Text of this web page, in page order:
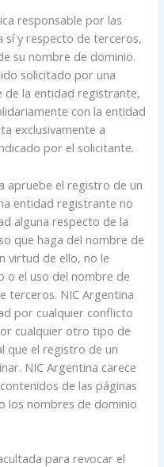
responsable por las
sí y respecto de terceros,
su nombre de dominio.
solicitado por una
de la entidad registrante,
con la entidad
exclusivamente a
por el solicitante.
apruebe el registro de un
entidad registrante no
alguna respecto de la
que haga del nombre de
virtud de ello, no le
o el uso del nombre de
terceros. NIC Argentina
por cualquier conflicto
cualquier otro tipo de
que el registro de un
NIC Argentina carece
de las páginas
los nombres de dominio
para revocar el